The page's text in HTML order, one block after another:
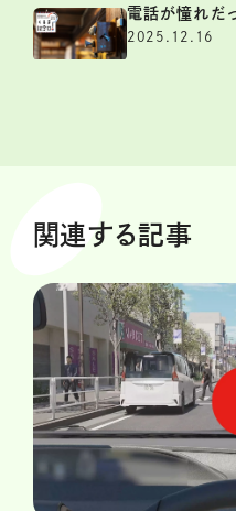
電話が憧れだ
2025.12.16
関連する記事